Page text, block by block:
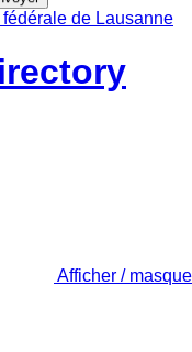
Afficher /